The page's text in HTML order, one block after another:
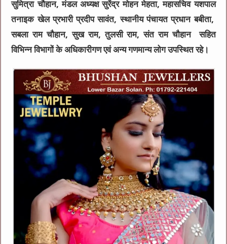
सुमित्रा चौहान, मंडल अध्यक्ष सुरेंद्र मोहन मेहता, महासचिव यशपाल
तनाइक खेल प्रभारी प्रदीप सावंत, स्थानीय पंचायत प्रधान बबीता,
सबला राम चौहान, सुख राम, तुलसी राम, संत राम चौहान सहित
विभिन्न विभागों के अधिकारीगण एवं अन्य गणमान्य लोग उपस्थित रहे।